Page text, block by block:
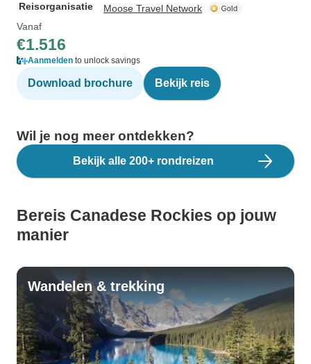
Reisorganisatie
Moose Travel Network
Vanaf
€1.516
Aanmelden to unlock savings
Download brochure Bekijk reis
Wil je nog meer ontdekken?
Bekijk alle 200+ rondreizen
Bereis Canadese Rockies op jouw
manier
Wandelen & trekking